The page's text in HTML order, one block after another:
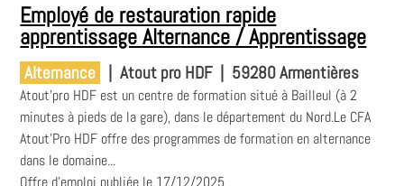
Employé de restauration rapide
apprentissage Alternance / Apprentissage
Alternance | Atout pro HDF | 59280 Armentières
Atout'pro HDF est un centre de formation situé à Bailleul (à 2
minutes à pieds de la gare), dans le département du Nord.Le CFA
Atout'Pro HDF offre des programmes de formation en alternance
dans le domaine...
Offre d'emploi publiée le 17/12/2025